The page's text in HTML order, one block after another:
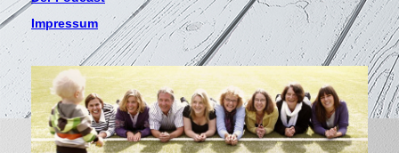
Impressum